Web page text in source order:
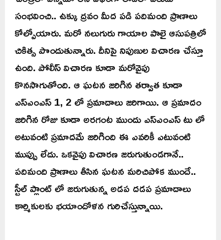
సంభవించి.. ఉక్కు ద్రవం మీద పడి పదిమంది ప్రాణాలు
కోల్పోయారు. మరో నలుగురు గాయాల పాలై ఆసుపత్రిలో
చికిత్స పొందుతున్నారు. దీనిపై నిపుణుల విచారణ చేస్తూ
ఉంది. పోలీస్ విచారణ కూడా మరోవైపు
కొనసాగుతోంది. ఆ ఘటన జరిగిన తర్వాత కూడా
ఎస్ఎంఎస్ 1, 2 లో ప్రమాదాలు జరిగాయి. ఆ ప్రమాదం
జరిగిన రోజు కూడా అరగంట ముందు ఎస్ఎంఎస్ టు లో
అటువంటి ప్రమాదమే జరిగింది ఈ ఎవరికీ ఎటువంటి
ముప్పు లేదు. ఒకవైపు విచారణ జరుగుతుండగానే..
పదిమంది ప్రాణాలు తీసిన ఘటన మరిచిపోక ముందే..
స్టీల్ ప్లాంట్ లో జరుగుతున్న అడప దడప ప్రమాదాలు
కార్మికులకు భయాందోళన గురిచేస్తున్నాయి.